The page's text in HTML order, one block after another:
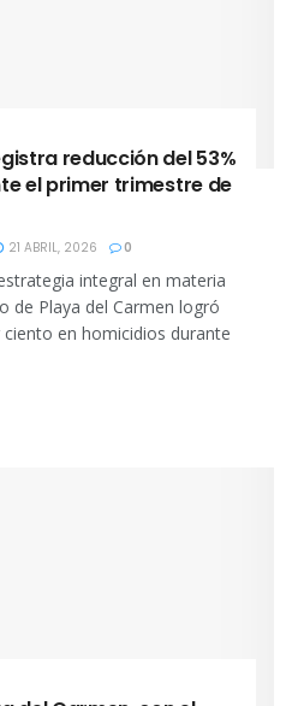
reducción del 53%
el primer trimestre de
21 ABRIL, 2026 0
integral en materia
de Playa del Carmen logró
en homicidios durante